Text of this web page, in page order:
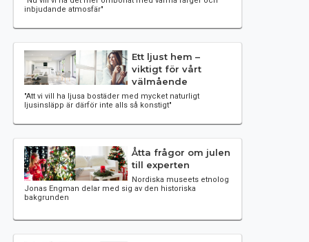
inbjudande atmosfär"
Ett ljust hem –
viktigt för vårt
välmående
"Att vi vill ha ljusa bostäder med mycket naturligt
ljusinsläpp är därför inte alls så konstigt"
Åtta frågor om julen
till experten
Nordiska museets etnolog
Jonas Engman delar med sig av den historiska
bakgrunden